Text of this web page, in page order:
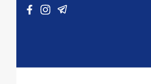
Vai al contenuto